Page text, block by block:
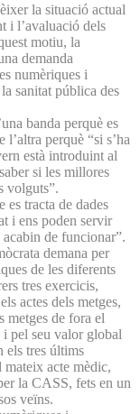
la situació actual
i l’avaluació dels
motiu, la
demanda
numèriques i
sanitat pública des
banda perquè es
perquè “si s’ha
està introduint al
si les millores
volguts”.
es tracta de dades
i ens poden servir
de funcionar”.
demana per
de les diferents
tres exercicis,
actes dels metges,
metges de fora el
i pel seu valor global
els tres últims
mateix acte mèdic,
la CASS, fets en un
veïns.